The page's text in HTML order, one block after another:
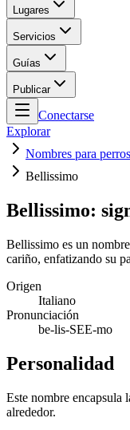
Lugares
Servicios
Guías
Publicar
Conectarse
Explorar
Nombres para
Bellissimo
Bellissimo:
Bellissimo es un
cariño, enfatizando su
Origen
Italiano
Pronunciación
be-lis-SEE-mo
Personalidad
Este nombre encapsula
alrededor.